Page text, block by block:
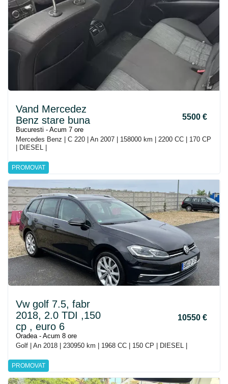
PROMOVAT
Vand Mercedez
Benz stare buna
5500 €
Bucuresti - Acum 7 ore
Mercedes Benz | C 220 | An 2007 | 158000 km | 2200 CC | 170 CP
| DIESEL |
PROMOVAT
Vw golf 7.5, fabr
2018, 2.0 TDI ,150
cp , euro 6
10550 €
Oradea - Acum 8 ore
Golf | An 2018 | 230950 km | 1968 CC | 150 CP | DIESEL |